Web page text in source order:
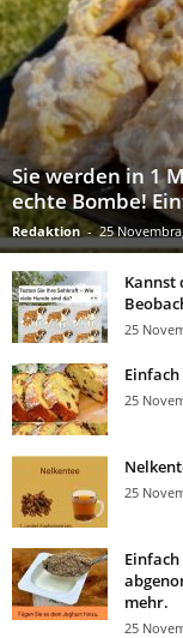
Sie werden in 1
echte Bombe!
Redaktion - 25
Kannst
25
25
25
mehr.
25